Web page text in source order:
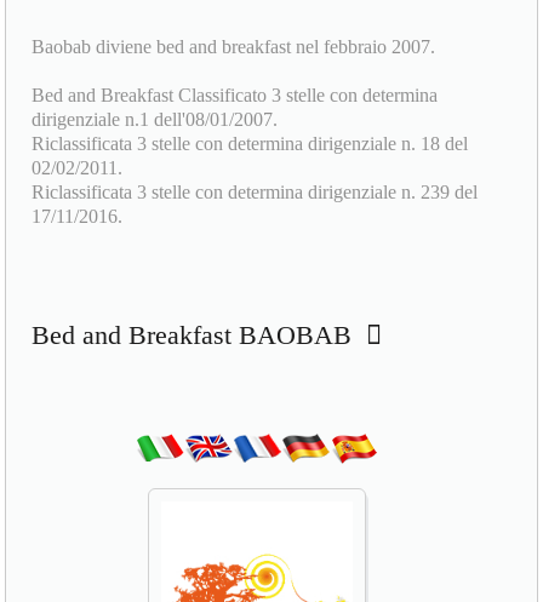
Baobab diviene bed and breakfast nel febbraio 2007.
Bed and Breakfast Classificato 3 stelle con determina
dirigenziale n.1 dell'08/01/2007.
Riclassificata 3 stelle con determina dirigenziale n. 18 del
02/02/2011.
Riclassificata 3 stelle con determina dirigenziale n. 239 del
17/11/2016.
Bed and Breakfast BAOBAB